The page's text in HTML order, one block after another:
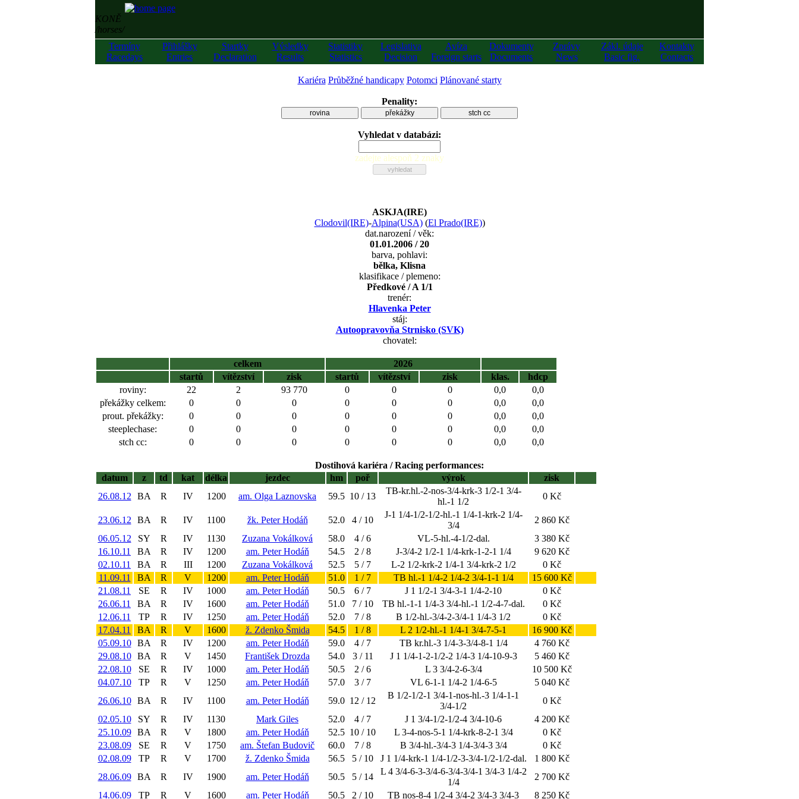
KONĚ
/horses/
Termíny
Racedays
Přihlášky
Entries
Startky
Declaration
Výsledky
Results
Statistiky
Statistics
Legislativa
Decision
Avíza
Foreign starts
Dokumenty
Documents
Zprávy
News
Zákl. údaje
Basic fig.
Kontakty
Contacts
Kariéra Průběžné handicapy Potomci Plánované starty
Penality:
rovina překážky stch cc
Vyhledat v databázi:
zadejte alespoň 2 znaky
ASKJA(IRE)
Clodovil(IRE)-Alpina(USA)(El Prado(IRE))
dat.narození / věk:
01.01.2006 / 20
barva, pohlavi:
bělka, Klisna
klasifikace / plemeno:
Předkové / A 1/1
trenér:
Hlavenka Peter
stáj:
Autoopravovňa Strnisko (SVK)
chovatel:
celkem
2026
startů
vítězství zisk startů vítězství zisk klas.
hdcp
roviny:
22 2 93 770 0 0 0 0,0
0,0
překážky celkem:
0 0 0 0 0 0 0,0
0,0
prout. překážky:
0 0 0 0 0 0 0,0
0,0
steeplechase:
0 0 0 0 0 0 0,0
0,0
stch cc:
0 0 0 0 0 0 0,0 0,0
Dostihová kariéra / Racing performances:
datum
z td kat délka jezdec hm poř výrok
zisk
26.08.12
BA R IV 1200 am. Olga Laznovska 59.5 10 / 13
TB-kr.hl.-2-nos-3/4-krk-3 1/2-1 3/4-
hl.-1 1/2
0 Kč
23.06.12 BA R IV 1100 žk. Peter Hodáň 52.0 4 / 10
J-1 1/4-1/2-1/2-hl.-1 1/4-1-krk-2 1/4-
3/4
2 860 Kč
06.05.12
SY R IV 1130 Zuzana Vokálková 58.0 4 / 6 VL-5-hl.-4-1/2-dal.
3 380 Kč
16.10.11
BA R IV 1200 am. Peter Hodáň 54.5 2 / 8 J-3/4-2 1/2-1 1/4-krk-1-2-1 1/4
9 620 Kč
02.10.11
BA R III 1200 Zuzana Vokálková 52.5 5 / 7 L-2 1/2-krk-2 1/4-1 3/4-krk-2 1/2
0 Kč
11.09.11
BA R V 1200 am. Peter Hodáň 51.0 1 / 7 TB hl.-1 1/4-2 1/4-2 3/4-1-1 1/4
15 600 Kč
21.08.11
SE R IV 1000 am. Peter Hodáň 50.5 6 / 7 J 1 1/2-1 3/4-3-1 1/4-2-10
0 Kč
26.06.11
BA R IV 1600 am. Peter Hodáň 51.0 7 / 10 TB hl.-1-1 1/4-3 3/4-hl.-1 1/2-4-7-dal.
0 Kč
12.06.11
TP R IV 1250 am. Peter Hodáň 52.0 7 / 8 B 1/2-hl.-3/4-2-3/4-1 1/4-3 1/2
0 Kč
17.04.11
BA R V 1600 ž. Zdenko Šmida 54.5 1 / 8 L 2 1/2-hl.-1 1/4-1 3/4-7-5-1
16 900 Kč
05.09.10
BA R IV 1200 am. Peter Hodáň 59.0 4 / 7 TB kr.hl.-3 1/4-3-3/4-8-1 1/4
4 760 Kč
29.08.10
BA R V 1450 František Drozda 54.0 3 / 11 J 1 1/4-1-2-1/2-2 1/4-3 1/4-10-9-3
5 460 Kč
22.08.10
SE R IV 1000 am. Peter Hodáň 50.5 2 / 6 L 3 3/4-2-6-3/4
10 500 Kč
04.07.10
TP R V 1250 am. Peter Hodáň 57.0 3 / 7 VL 6-1-1 1/4-2 1/4-6-5
5 040 Kč
26.06.10
BA R IV 1100 am. Peter Hodáň 59.0 12 / 12
B 1/2-1/2-1 3/4-1-nos-hl.-3 1/4-1-1
3/4-1/2
0 Kč
02.05.10
SY R IV 1130 Mark Giles 52.0 4 / 7 J 1 3/4-1/2-1/2-4 3/4-10-6
4 200 Kč
25.10.09
BA R V 1800 am. Peter Hodáň 52.5 10 / 10 L 3-4-nos-5-1 1/4-krk-8-2-1 3/4
0 Kč
23.08.09
SE R V 1750 am. Štefan Budovič 60.0 7 / 8 B 3/4-hl.-3/4-3 1/4-3/4-3 3/4
0 Kč
02.08.09
TP R V 1700 ž. Zdenko Šmida 56.5 5 / 10 J 1 1/4-krk-1 1/4-1/2-3-3/4-1/2-1/2-dal.
1 800 Kč
28.06.09
BA R IV 1900 am. Peter Hodáň 50.5 5 / 14
L 4 3/4-6-3-3/4-6-3/4-3/4-1 3/4-3 1/4-2
1/4
2 700 Kč
14.06.09
TP R V 1600 am. Peter Hodáň 50.5 2 / 10 TB nos-8-4 1/2-4 3/4-2 3/4-3 3/4-3 8 250 Kč